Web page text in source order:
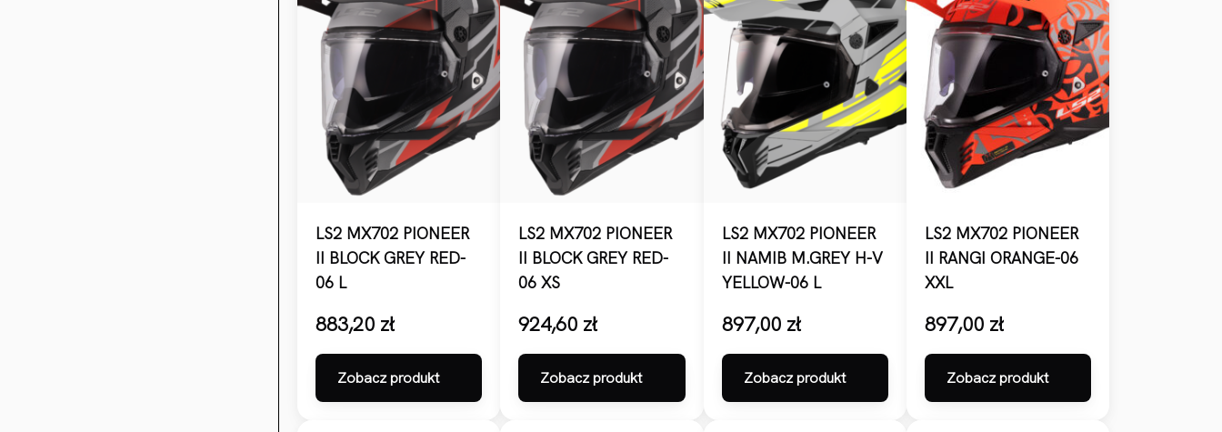
LS2 MX702 PIONEER
II BLOCK GREY RED-
06 L
883,20 zł
Zobacz produkt
LS2 MX702 PIONEER
II BLOCK GREY RED-
06 XS
924,60 zł
Zobacz produkt
LS2 MX702 PIONEER
II NAMIB M.GREY H-V
YELLOW-06 L
897,00 zł
Zobacz produkt
LS2 MX702 PIONEER
II RANGI ORANGE-06
XXL
897,00 zł
Zobacz produkt